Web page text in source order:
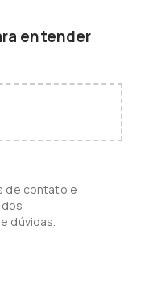
entender
de contato e
dúvidas.